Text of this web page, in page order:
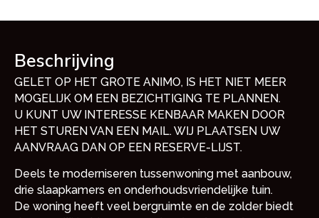
Beschrijving
GELET OP HET GROTE ANIMO, IS HET NIET MEER
MOGELIJK OM EEN BEZICHTIGING TE PLANNEN.
U KUNT UW INTERESSE KENBAAR MAKEN DOOR
HET STUREN VAN EEN MAIL. WIJ PLAATSEN UW
AANVRAAG DAN OP EEN RESERVE-LIJST.
Deels te moderniseren tussenwoning met aanbouw,
drie slaapkamers en onderhoudsvriendelijke tuin.
De woning heeft veel bergruimte en de zolder biedt